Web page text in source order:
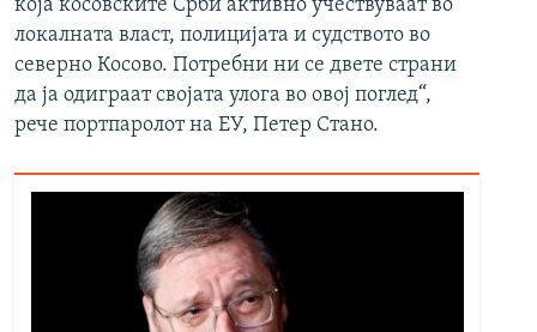
која косовските Срби активно учествуваат во
локалната власт, полицијата и судството во
северно Косово. Потребни ни се двете страни
да ја одиграат својата улога во овој поглед“,
рече портпаролот на ЕУ, Петер Стано.